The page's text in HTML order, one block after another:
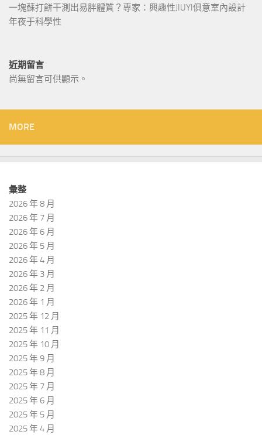
一塊蘇打餅干測出易胖體質？專家：興趣性JIUYI俱意室內設計
年夜于科學性
近期留言
尚無留言可供顯示。
MORE
彙整
2026 年 8 月
2026 年 7 月
2026 年 6 月
2026 年 5 月
2026 年 4 月
2026 年 3 月
2026 年 2 月
2026 年 1 月
2025 年 12 月
2025 年 11 月
2025 年 10 月
2025 年 9 月
2025 年 8 月
2025 年 7 月
2025 年 6 月
2025 年 5 月
2025 年 4 月